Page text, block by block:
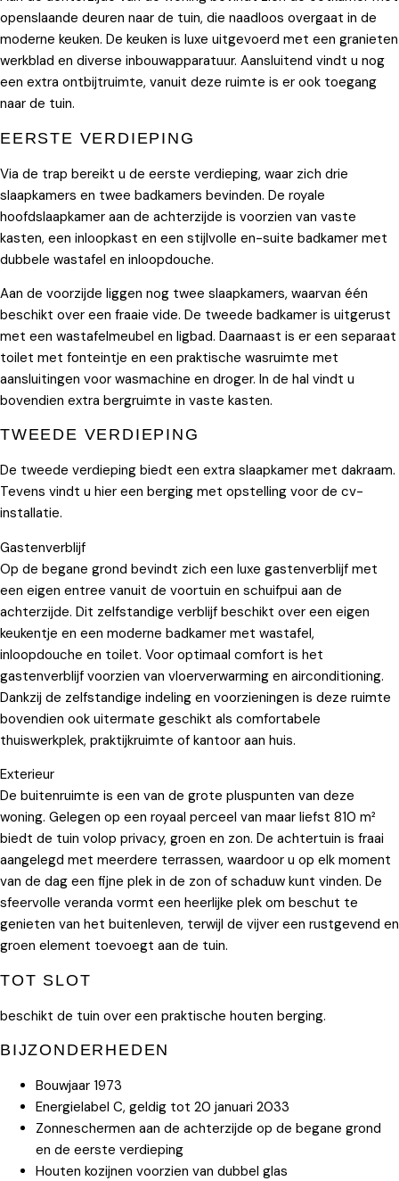
openslaande deuren naar de tuin, die naadloos overgaat in de
moderne keuken. De keuken is luxe uitgevoerd met een granieten
werkblad en diverse inbouwapparatuur. Aansluitend vindt u nog
een extra ontbijtruimte, vanuit deze ruimte is er ook toegang
naar de tuin.
EERSTE VERDIEPING
Via de trap bereikt u de eerste verdieping, waar zich drie
slaapkamers en twee badkamers bevinden. De royale
hoofdslaapkamer aan de achterzijde is voorzien van vaste
kasten, een inloopkast en een stijlvolle en-suite badkamer met
dubbele wastafel en inloopdouche.
Aan de voorzijde liggen nog twee slaapkamers, waarvan één
beschikt over een fraaie vide. De tweede badkamer is uitgerust
met een wastafelmeubel en ligbad. Daarnaast is er een separaat
toilet met fonteintje en een praktische wasruimte met
aansluitingen voor wasmachine en droger. In de hal vindt u
bovendien extra bergruimte in vaste kasten.
TWEEDE VERDIEPING
De tweede verdieping biedt een extra slaapkamer met dakraam.
Tevens vindt u hier een berging met opstelling voor de cv-
installatie.
Gastenverblijf
Op de begane grond bevindt zich een luxe gastenverblijf met
een eigen entree vanuit de voortuin en schuifpui aan de
achterzijde. Dit zelfstandige verblijf beschikt over een eigen
keukentje en een moderne badkamer met wastafel,
inloopdouche en toilet. Voor optimaal comfort is het
gastenverblijf voorzien van vloerverwarming en airconditioning.
Dankzij de zelfstandige indeling en voorzieningen is deze ruimte
bovendien ook uitermate geschikt als comfortabele
thuiswerkplek, praktijkruimte of kantoor aan huis.
Exterieur
De buitenruimte is een van de grote pluspunten van deze
woning. Gelegen op een royaal perceel van maar liefst 810 m²
biedt de tuin volop privacy, groen en zon. De achtertuin is fraai
aangelegd met meerdere terrassen, waardoor u op elk moment
van de dag een fijne plek in de zon of schaduw kunt vinden. De
sfeervolle veranda vormt een heerlijke plek om beschut te
genieten van het buitenleven, terwijl de vijver een rustgevend en
groen element toevoegt aan de tuin.
TOT SLOT
beschikt de tuin over een praktische houten berging.
BIJZONDERHEDEN
Bouwjaar 1973
Energielabel C, geldig tot 20 januari 2033
Zonneschermen aan de achterzijde op de begane grond
en de eerste verdieping
Houten kozijnen voorzien van dubbel glas